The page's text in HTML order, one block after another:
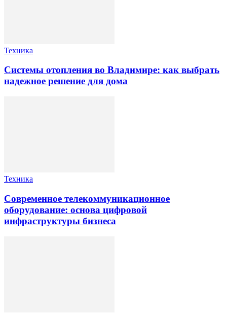
Техника
Системы отопления во Владимире: как выбрать
надежное решение для дома
Техника
Современное телекоммуникационное
оборудование: основа цифровой
инфраструктуры бизнеса